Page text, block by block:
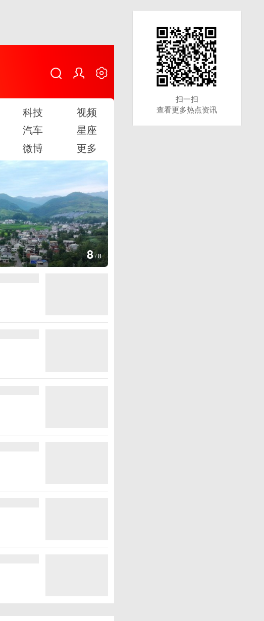
科技
视频
汽车
星座
微博 更多
点亮葛仙村 1/8
扫一扫
查看更多热点资讯
扫一扫
查看更多热点资讯